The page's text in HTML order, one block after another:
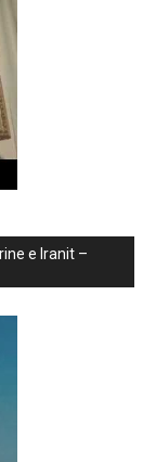
e Iranit –